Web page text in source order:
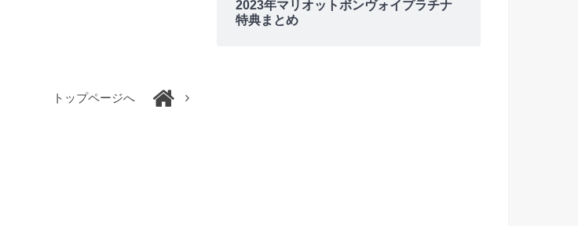
トップページへ
2023年マリオットボンヴォイプラチナ
特典まとめ